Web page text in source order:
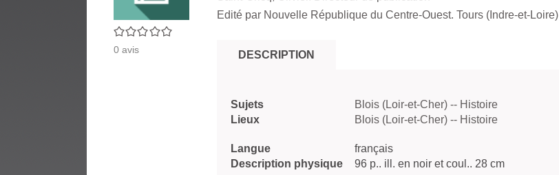
0/5
0 avis
Edité par Nouvelle République du Centre-Ouest. Tours (Indre-et-Loire)
DESCRIPTION
Sujets
Blois (Loir-et-Cher) -- Histoire
Lieux
Blois (Loir-et-Cher) -- Histoire
Langue
français
Description physique
96 p.. ill. en noir et coul.. 28 cm